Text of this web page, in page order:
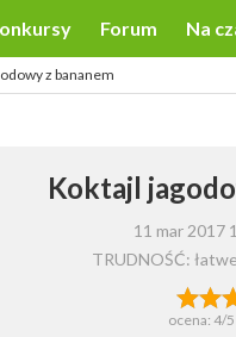
Forum Na
z bananem
Koktajl
11 mar 2017
TRUDNOŚĆ: łatwe
ocena: 4/5